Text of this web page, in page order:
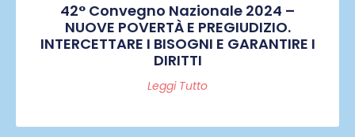
42° Convegno Nazionale 2024 –
NUOVE POVERTÀ E PREGIUDIZIO.
INTERCETTARE I BISOGNI E GARANTIRE I
DIRITTI
Leggi Tutto